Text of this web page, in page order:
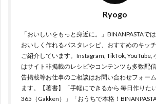
Ryogo
「おいしいをもっと身近に。」BINANPASTAで
おいしく作れるパスタレシピ、おすすめのキッ
ご紹介しています。Instagram, TikTok, YouTube,
はサイト非掲載のレシピやコンテンツも多数配
告掲載等お仕事のご相談はお問い合わせフォー
ます。【著書】「手軽にできるから 毎日作りた
365（Gakken）」「おうちで本格！